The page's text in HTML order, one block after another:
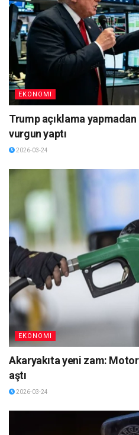
EKONOMI
Trump açıklama
vurgun yaptı
2026-03-24
EKONOMI
Akaryakıta yeni zam:
aştı
2026-03-24